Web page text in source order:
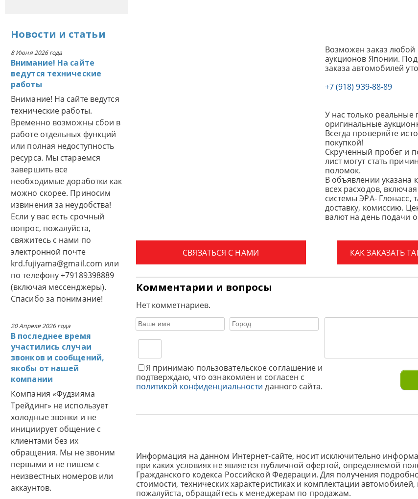
Новости и статьи
8 Июня 2026 года
Внимание! На сайте
ведутся технические
работы
Внимание! На сайте ведутся
технические работы.
Временно возможны сбои в
работе отдельных функций
или полная недоступность
ресурса. Мы стараемся
завершить все
необходимые доработки как
можно скорее. Приносим
извинения за неудобства!
Если у вас есть срочный
вопрос, пожалуйста,
свяжитесь с нами по
электронной почте
krd.fujiyama@gmail.com или
по телефону +79189398889
(включая мессенджеры).
Спасибо за понимание!
20 Апреля 2026 года
В последнее время
участились случаи
звонков и сообщений,
якобы от нашей
компании
Компания «Фудзияма
Трейдинг» не использует
холодные звонки и не
инициирует общение с
клиентами без их
обращения. Мы не звоним
первыми и не пишем с
неизвестных номеров или
аккаунтов.
Возможен заказ любой
аукционов Японии.
заказа автомобилей
+7 (918) 939-88-89
У нас только реальные
оригинальные
Всегда проверяйте
покупкой!
Скрученный пробег и
лист могут стать
поломок.
В объявлении указана
всех расходов,
системы ЭРА- Глонасс,
доставку, комиссию.
валют на день подачи
КАК ЗАКАЗАТЬ
СВЯЗАТЬСЯ С НАМИ
Комментарии и вопросы
Нет комметнариев.
Я принимаю пользовательское соглашение и
подтверждаю, что ознакомлен и согласен с
политикой конфиденциальности данного сайта.
Информация на данном Интернет-сайте, носит исключительно
при каких условиях не является публичной офертой, определяемой
Гражданского кодекса Российской Федерации. Для получения
стоимости, технических характеристиках и комплектации
пожалуйста, обращайтесь к менеджерам по продажам.